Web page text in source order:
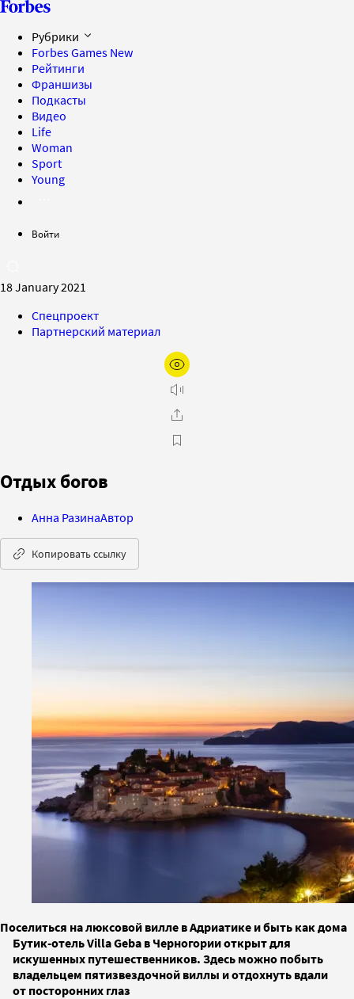
Рубрики
Forbes Games New
Рейтинги
Франшизы
Подкасты
Видео
Life
Woman
Sport
Young
Войти
18 January 2021
Спецпроект
Партнерский материал
Отдых богов
Анна РазинаАвтор
Копировать ссылку
Поселиться на люксовой вилле в Адриатике и быть как дома
Бутик-отель VillaGeba в Черногории открыт для
искушенных путешественников. Здесь можно побыть
владельцем пятизвездочной виллы и отдохнуть вдали
от посторонних глаз